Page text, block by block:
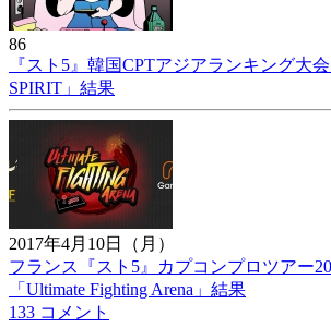
86
『スト5』韓国CPTアジアランキング大
SPIRIT」結果
2017年4月10日（月）
フランス『スト5』カプコンプロツアー
「Ultimate Fighting Arena」結果
133 コメント